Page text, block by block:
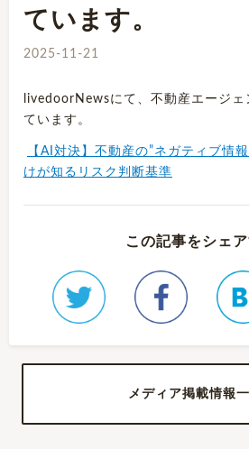
ています。
2025-11-21
livedoorNewsにて、不動産エージェ
ています。
【AI対決】不動産の”ネガティブ情
けが知るリスク判断基準
この記事をシェ
メディア掲載情報